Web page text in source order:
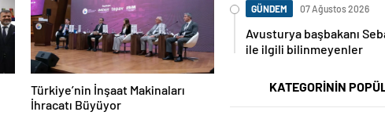
Türkiye’nin İnşaat Makinaları
İhracatı Büyüyor
GÜNDEM 07 Ağustos 2026
Avusturya başbakanı
ile ilgili bilinmeyenler
KATEGORİNİN